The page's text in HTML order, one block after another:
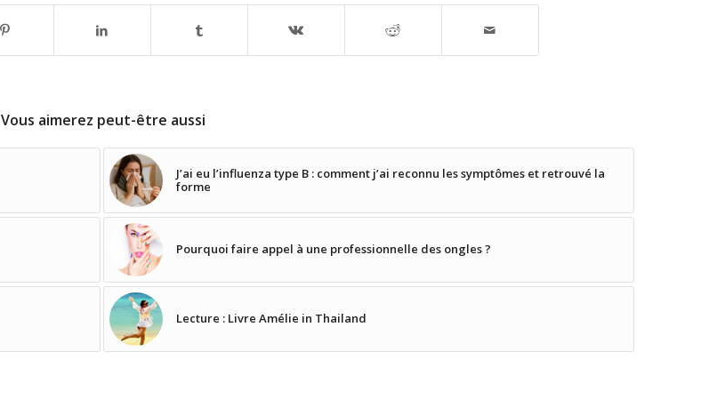
Vous aimerez peut-être aussi
J’ai eu l’influenza type B : comment j’ai reconnu les symptômes et retrouvé la
forme
Pourquoi faire appel à une professionnelle des ongles ?
Lecture : Livre Amélie in Thailand